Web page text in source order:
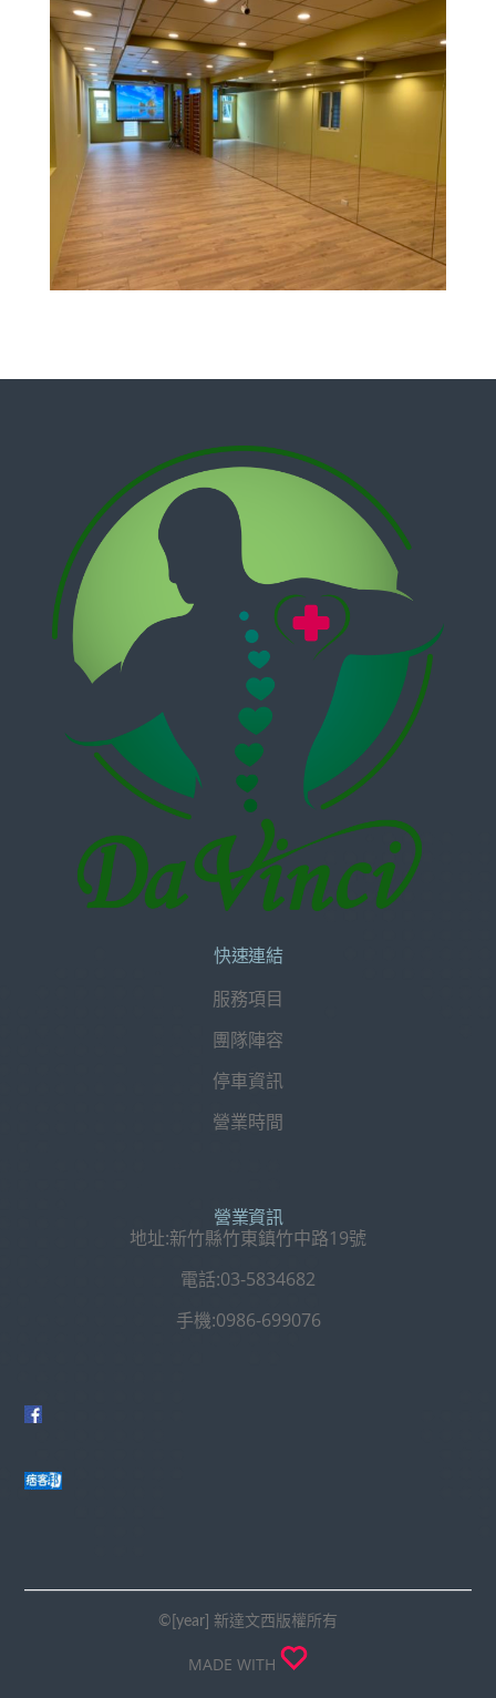
快速連結
服務項目
團隊陣容
停車資訊
營業時間
營業資訊
地址:新竹縣竹東鎮竹中路19號
電話:03-5834682
手機:0986-699076
©[year] 新達文西版權所有
MADE WITH